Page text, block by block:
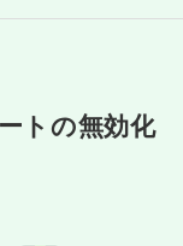
トの無効化